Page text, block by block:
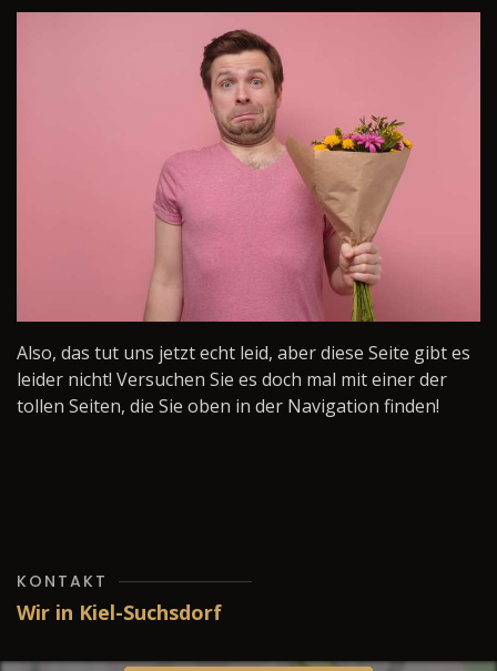
Also, das tut uns jetzt echt leid, aber diese Seite gibt es
leider nicht! Versuchen Sie es doch mal mit einer der
tollen Seiten, die Sie oben in der Navigation finden!
KONTAKT
Wir in Kiel-Suchsdorf